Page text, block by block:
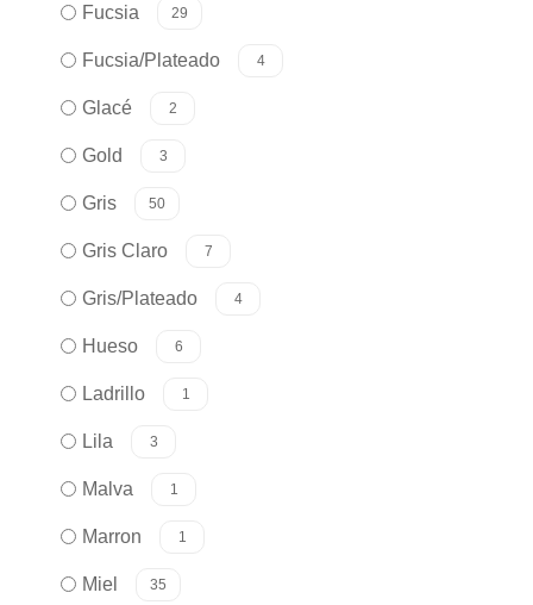
Fucsia 29
Fucsia/Plateado 4
Glacé 2
Gold 3
Gris 50
Gris Claro 7
Gris/Plateado 4
Hueso 6
Ladrillo 1
Lila 3
Malva 1
Marron 1
Miel 35